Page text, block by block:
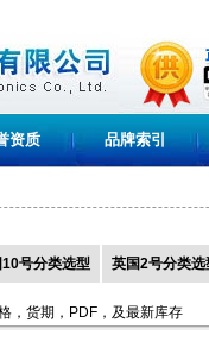
资质 品牌索引
号分类选型 英国2号分类选
，货期，PDF，及最新库存